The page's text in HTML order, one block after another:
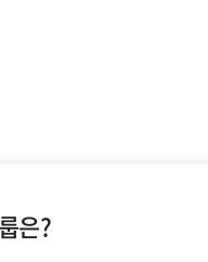
은?